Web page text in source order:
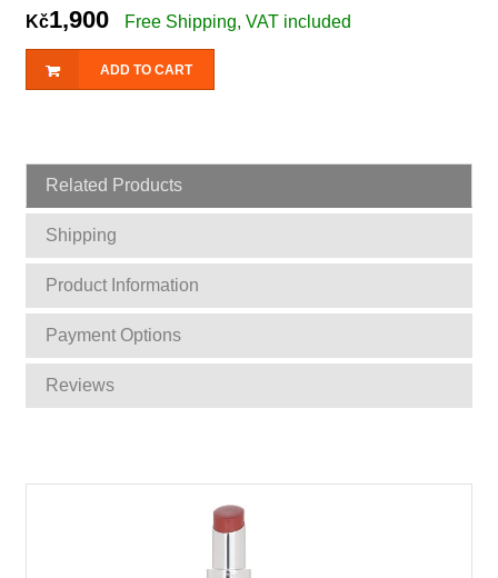
Kč1,900 Free Shipping, VAT included
ADD TO CART
Related Products
Shipping
Product Information
Payment Options
Reviews